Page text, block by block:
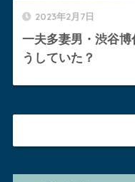
2023年2月7日
一夫多妻男・渋谷
うしていた？